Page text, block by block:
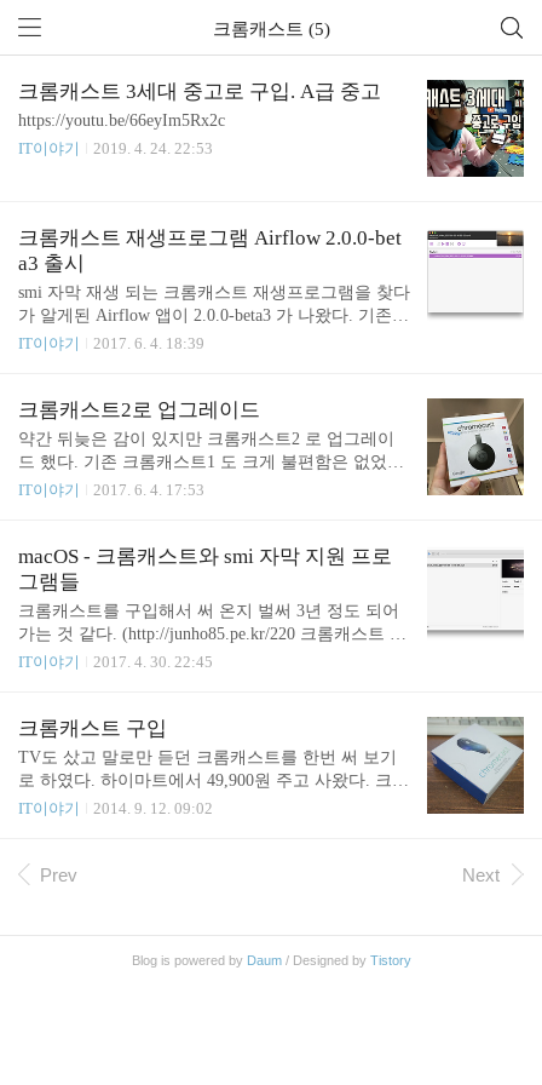
크롬캐스트 (5)
크롬캐스트 3세대 중고로 구입. A급 중고
https://youtu.be/66eyIm5Rx2c
IT이야기
2019. 4. 24. 22:53
크롬캐스트 재생프로그램 Airflow 2.0.0-bet
a3 출시
smi 자막 재생 되는 크롬캐스트 재생프로그램을 찾다
가 알게된 Airflow 앱이 2.0.0-beta3 가 나왔다. 기존에
1.0.0-beta7 을 쓰고 있었는데 어느날 갑자기 업그레
582) UI 가 기존에 비해 좀 더 산뜻하게 바꼈고 재생
관련 옵션들도 좀 더 생겼다. 영상이나 자막관련 기
능들도 많이 추가 되었다. 다른건 몰라도 Delay 기능
렸을 때 Delay 를 조절해서 맞춰 주면 잘 나온다. 아
indows, macOS 버전으로 제공하고..
IT이야기 2017. 6. 4. 18:39
크롬캐스트2로 업그레이드
약간 뒤늦은 감이 있지만 크롬캐스트2 로 업그레이
드 했다. 기존 크롬캐스트1 도 크게 불편함은 없었지
만 마트에 갈 때 마다 보이는 크롬캐스트2 가 자꾸 눈
각이 들었다. 크롬캐스트 스팩은 https://support.googl
e.com/chromecast/answer/3046409 에서 볼 수 있는데,
다른 스팩은 별 차이 없고 좀 더 상위버전의 Wifi 를
지원한다. 크롬캐스트1: 802.11b/g/n Wi-Fi(802.11n 2.
4GHz에만 해당) 크롬캐스트2: 802.11b/g/n/ac Wi-Fi(2.
4GHz/5GHz) 처럼 wifi ac 를 추가로 지원한다. 공유기
IT이야기 2017. 6. 4. 17:53
macOS - 크롬캐스트와 smi 자막 지원 프로
그램들
크롬캐스트를 구입해서 써 온지 벌써 3년 정도 되어
가는 것 같다. (http://junho85.pe.kr/220 크롬캐스트 구
입 2014.09.12) 그 동안 크롬캐스트 지원 하는 프로그
것 같고, 그러다 보니 smi 를 지원하지 않는 프로그램
들이 많았다. 그래서 크롬캐스트를 지원 하면서 smi
자막을 지원 하는 프로그램들을 좀 정리 해 보았다.
자체 동영상 재생은 하지 않고 오직 크롬캐스트로만
른 기능도 별로 보이지 않고 설명도 별로 없다. 아직
많아 사용해 보지는..
IT이야기 2017. 4. 30. 22:45
크롬캐스트 구입
TV도 샀고 말로만 듣던 크롬캐스트를 한번 써 보기
로 하였다. 하이마트에서 49,900원 주고 사왔다. 크롬
캐스트 등장 구성품은 마이크로5핀 충전기와 케이
지만 규격만 맞으면 스마트폰 케이블이나 충전기도
도 해서 떼어 냈음. 충전기 이거도 직접 해보지는 않
IT이야기 2014. 9. 12. 09:02
Prev Next
Blog is powered by Daum/ Designed by Tistory